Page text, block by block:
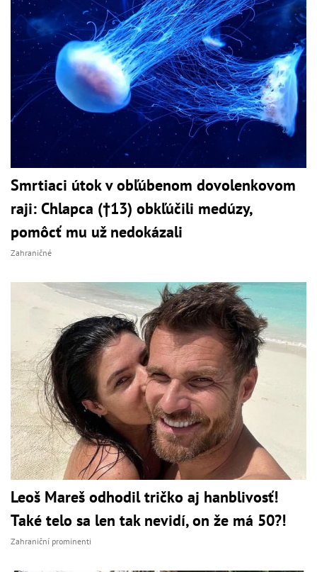
Smrtiaci útok v obľúbenom dovolenkovom
raji: Chlapca (†13) obkľúčili medúzy,
pomôcť mu už nedokázali
Zahraničné
Leoš Mareš odhodil tričko aj hanblivosť!
Také telo sa len tak nevidí, on že má 50?!
Zahraniční prominenti